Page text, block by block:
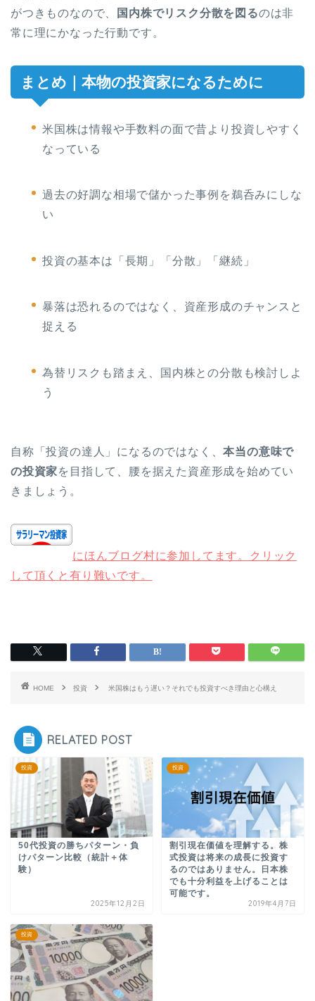
がつきものなので、
国内株でリスク分散を図るのは非
常に理にかなった行動です。
まとめ｜本物の投資家になるために
米国株は情報や手数料の面で昔より投資しやすく
なっている
過去の好調な相場で儲かった事例を鵜呑みにしな
い
投資の基本は「長期」「分散」「継続」
暴落は恐れるのではなく、資産形成のチャンスと
捉える
為替リスクも踏まえ、国内株との分散も検討しよ
う
自称「投資の達人」になるのではなく、本当の意味で
の投資家を目指して、腰を据えた資産形成を始めてい
きましょう。
にほんブログ村に参加してます。クリック
して頂くと有り難いです。
HOME 投資 米国株はもう遅い？それでも投資すべき理由と心構え
RELATED POST
投資
50代投資の勝ちパターン・負
けパターン比較（統計＋体
験）
2025年12月2日
投資
割引現在価値を理解する。株
式投資は将来の成長に投資す
るのではありません。日本株
でも十分利益を上げることは
可能です。
2019年4月7日
投資